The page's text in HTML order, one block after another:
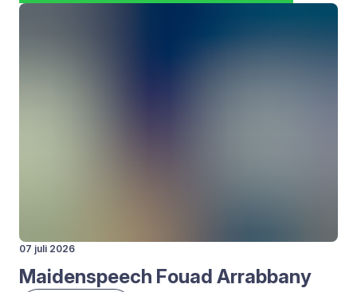
07 juli 2026
Mai­den­speech Fou­ad Arrab­ba­ny